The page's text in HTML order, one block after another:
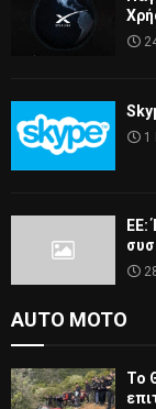
1
ΕΕ:
AUTO MOTO
Το